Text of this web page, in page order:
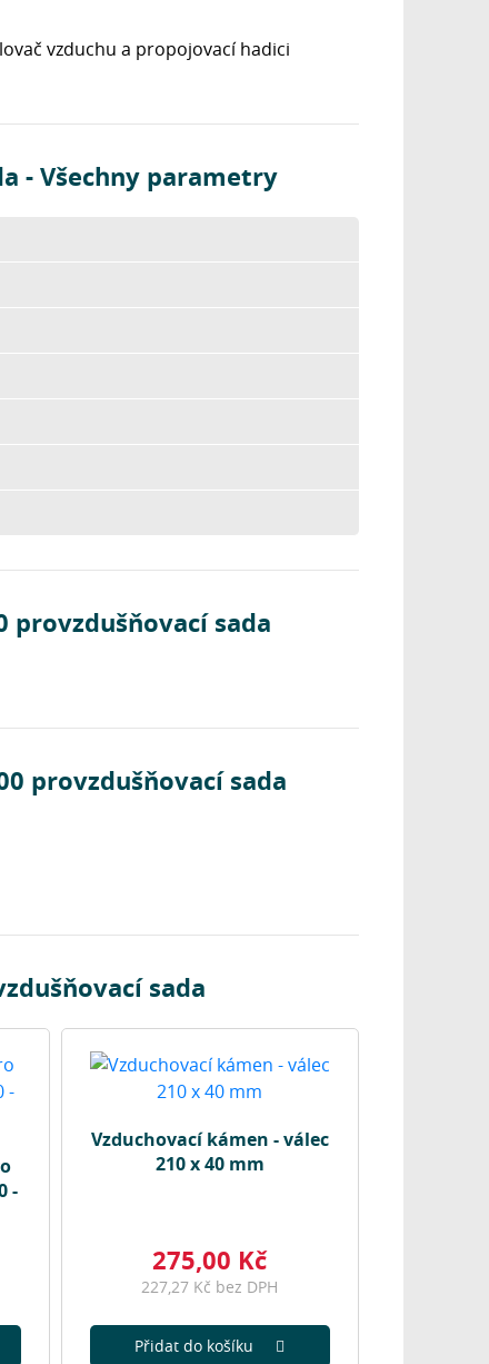
vzduchu a propojovací hadici
- Všechny parametry
provzdušňovací sada
provzdušňovací sada
sada
-
Vzduchovací kámen - válec
210 x 40 mm
275,00 Kč
227,27 Kč bez DPH
Přidat do košíku